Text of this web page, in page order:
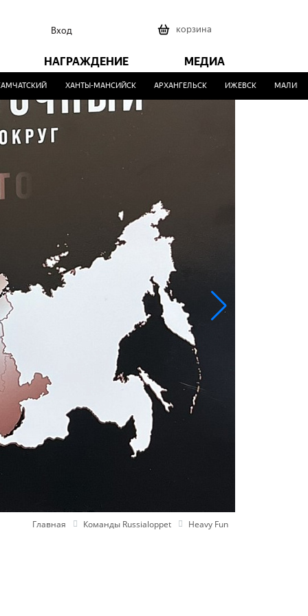
Вход корзина
НАГРАЖДЕНИЕ МЕДИА
ХАНТЫ-МАНСИЙСК АРХАНГЕЛЬСК ИЖЕВСК МАЛИНОВКА
Главная Команды Russialoppet Heavy Fun